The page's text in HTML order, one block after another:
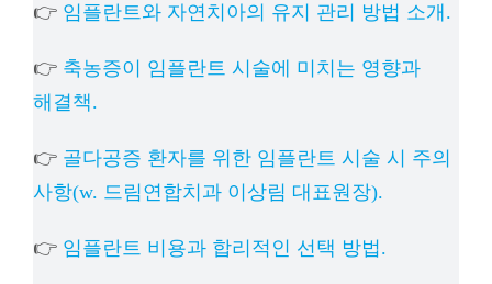
👉 임플란트와 자연치아의 유지 관리 방법 소개.
👉 축농증이 임플란트 시술에 미치는 영향과
해결책.
👉 골다공증 환자를 위한 임플란트 시술 시 주의
사항(w. 드림연합치과 이상림 대표원장).
👉 임플란트 비용과 합리적인 선택 방법.